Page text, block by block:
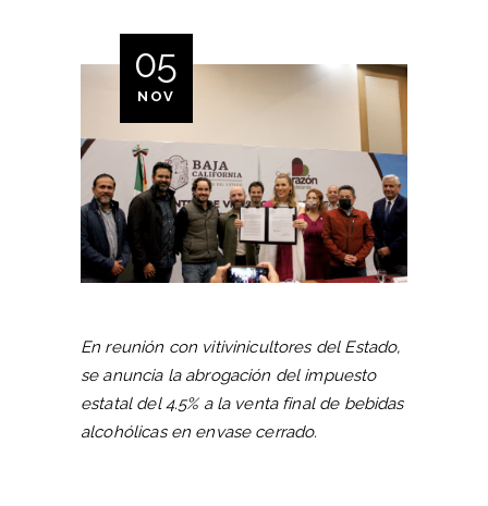
05
NOV
En reunión con vitivinicultores del Estado,
se anuncia la abrogación del impuesto
estatal del 4.5% a la venta final de bebidas
alcohólicas en envase cerrado.